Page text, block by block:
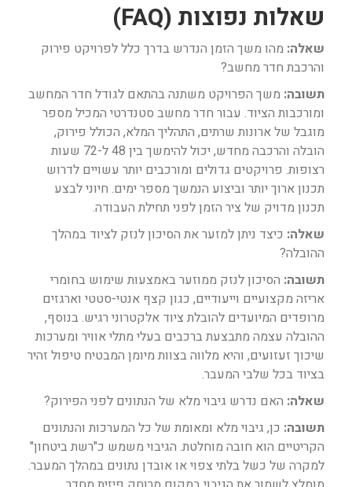
שאלות נפוצות (FAQ)
שאלה: מהו משך הזמן הנדרש בדרך כלל לפרויקט פירוק
והרכבת חדר מחשב?
תשובה: משך הפרויקט משתנה בהתאם לגודל חדר המחשב
ומורכבות הציוד. עבור חדר מחשב סטנדרטי המכיל מספר
מוגבל של ארונות שרתים, התהליך המלא, הכולל פירוק,
הובלה והרכבה מחדש, יכול להימשך בין 48 ל-72 שעות
רצופות. פרויקטים גדולים ומורכבים יותר עשויים לדרוש
תכנון ארוך יותר וביצוע הנמשך מספר ימים. חיוני לבצע
תכנון מדויק של ציר הזמן לפני תחילת העבודה.
שאלה: כיצד ניתן למזער את הסיכון לנזק לציוד במהלך
ההובלה?
תשובה: הסיכון לנזק ממוזער באמצעות שימוש בחומרי
אריזה מקצועיים וייעודיים, כגון קצף אנטי-סטטי וארגזים
מרופדים המיועדים להובלת ציוד אלקטרוני רגיש. בנוסף,
ההובלה עצמה מתבצעת ברכבים בעלי מתלי אוויר ומערכות
שיכוך זעזועים, והיא מלווה בצוות מיומן המבטיח טיפול זהיר
בציוד בכל שלבי המעבר.
שאלה: האם נדרש גיבוי מלא של הנתונים לפני הפירוק?
תשובה: כן, גיבוי מלא ומאומת של כל המערכות והנתונים
הקריטיים הוא חובה מוחלטת. הגיבוי משמש כ"רשת ביטחון"
למקרה של כשל בלתי צפוי או אובדן נתונים במהלך המעבר.